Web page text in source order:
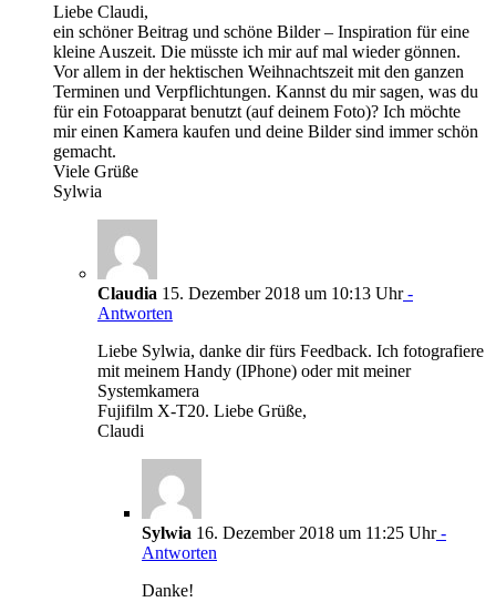
Liebe Claudi,
ein schöner Beitrag und schöne Bilder – Inspiration für eine
kleine Auszeit. Die müsste ich mir auf mal wieder gönnen.
Vor allem in der hektischen Weihnachtszeit mit den ganzen
Terminen und Verpflichtungen. Kannst du mir sagen, was du
für ein Fotoapparat benutzt (auf deinem Foto)? Ich möchte
mir einen Kamera kaufen und deine Bilder sind immer schön
gemacht.
Viele Grüße
Sylwia
Claudia 15. Dezember 2018 um 10:13 Uhr-
Antworten
Liebe Sylwia, danke dir fürs Feedback. Ich fotografiere
mit meinem Handy (IPhone) oder mit meiner
Systemkamera
Fujifilm X-T20. Liebe Grüße,
Claudi
Sylwia 16. Dezember 2018 um 11:25 Uhr-
Antworten
Danke!